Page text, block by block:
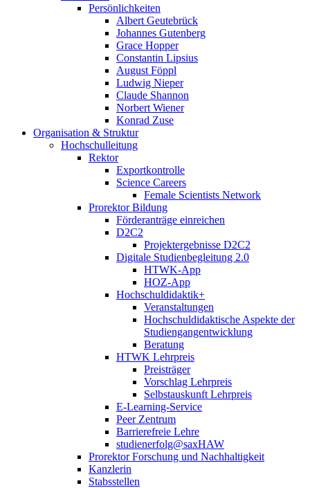
Persönlichkeiten
Albert Geutebrück
Johannes Gutenberg
Grace Hopper
Constantin Lipsius
August Föppl
Ludwig Nieper
Claude Shannon
Norbert Wiener
Konrad Zuse
Organisation & Struktur
Hochschulleitung
Rektor
Exportkontrolle
Science Careers
Female Scientists Network
Prorektor Bildung
Förderanträge einreichen
D2C2
Projektergebnisse D2C2
Digitale Studienbegleitung 2.0
HTWK-App
HOZ-App
Hochschuldidaktik+
Veranstaltungen
Hochschuldidaktische Aspekte der
Studiengangentwicklung
Beratung
HTWK Lehrpreis
Preisträger
Vorschlag Lehrpreis
Selbstauskunft Lehrpreis
E-Learning-Service
Peer Zentrum
Barrierefreie Lehre
studienerfolg@saxHAW
Prorektor Forschung und Nachhaltigkeit
Kanzlerin
Stabsstellen